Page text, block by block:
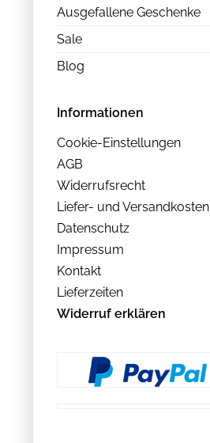
Ausgefallene Geschenke
Sale
Blog
Informationen
Cookie-Einstellungen
AGB
Widerrufsrecht
Liefer- und Versandkosten
Datenschutz
Impressum
Kontakt
Lieferzeiten
Widerruf erklären